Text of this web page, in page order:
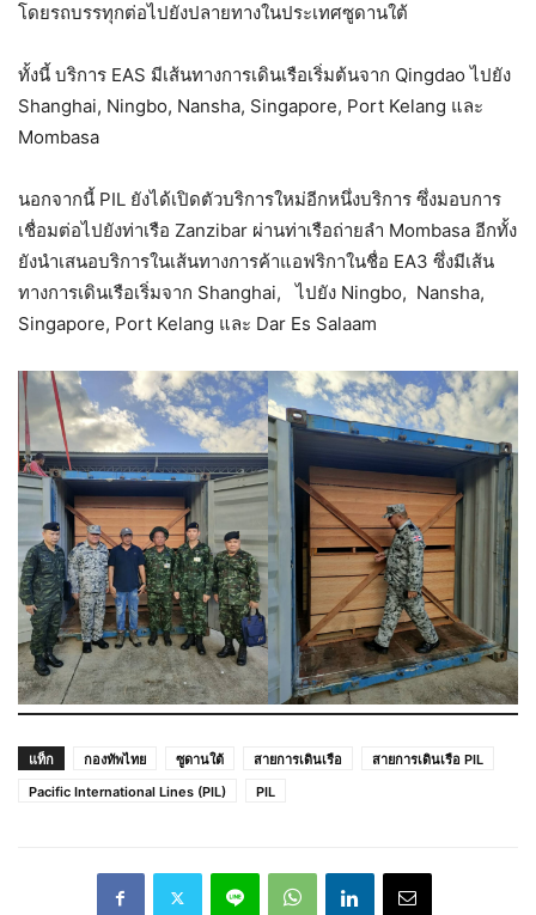
โดยรถบรรทุกต่อไปยังปลายทางในประเทศซูดานใต้
ทั้งนี้ บริการ EAS มีเส้นทางการเดินเรือเริ่มต้นจาก Qingdao ไปยัง
Shanghai, Ningbo, Nansha, Singapore, Port Kelang และ
Mombasa
นอกจากนี้ PIL ยังได้เปิดตัวบริการใหม่อีกหนึ่งบริการ ซึ่งมอบการ
เชื่อมต่อไปยังท่าเรือ Zanzibar ผ่านท่าเรือถ่ายลำ Mombasa อีกทั้ง
ยังนำเสนอบริการในเส้นทางการค้าแอฟริกาในชื่อ EA3 ซึ่งมีเส้น
ทางการเดินเรือเริ่มจาก Shanghai, ไปยัง Ningbo, Nansha,
Singapore, Port Kelang และ Dar Es Salaam
แท็ก กองทัพไทย ซูดานใต้ สายการเดินเรือ
สายการเดินเรือ PIL
Pacific International Lines (PIL)
PIL